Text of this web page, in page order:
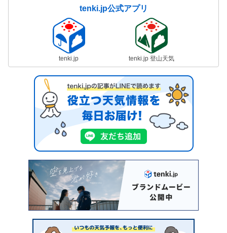
tenki.jp公式アプリ
tenki.jp tenki.jp 登山天気